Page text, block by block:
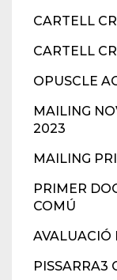
CARTELL
CARTELL
OPUSCLE
MAILING
2023
MAILING
PRIMER
COMÚ
AVALUACIÓ
PISSARRA3